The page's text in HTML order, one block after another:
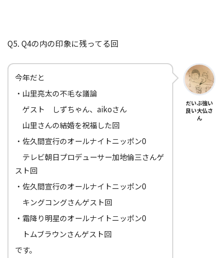
Q5. Q4の内の印象に残ってる回
今年だと
・山里亮太の不毛な議論
ゲスト しずちゃん、aikoさん
山里さんの結婚を祝福した回
・佐久間宣行のオールナイトニッポン0
テレビ朝日プロデューサー加地倫三さんゲ
スト回
・佐久間宣行のオールナイトニッポン0
キングコングさんゲスト回
・霜降り明星のオールナイトニッポン0
トムブラウンさんゲスト回
です。
だいぶ強い
良い大仏さ
ん